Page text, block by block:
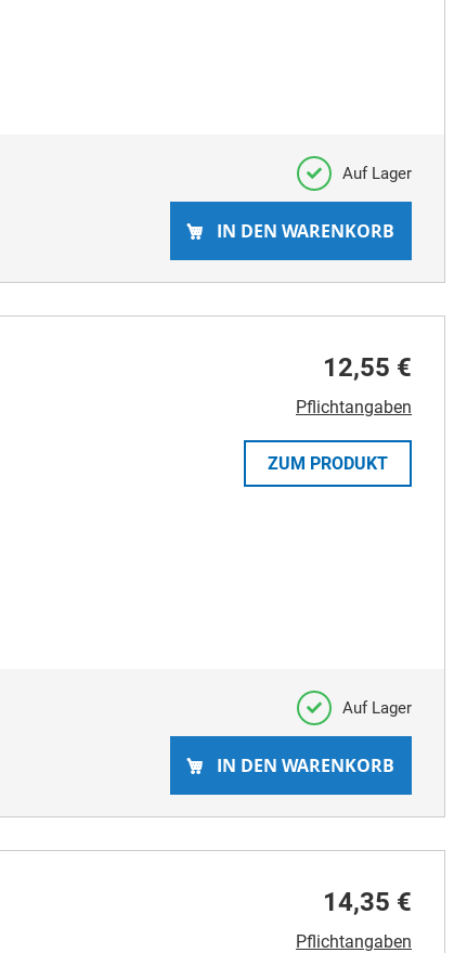
Auf Lager
IN DEN WARENKORB
12,55 €
Pflichtangaben
ZUM PRODUKT
Auf Lager
IN DEN WARENKORB
14,35 €
Pflichtangaben